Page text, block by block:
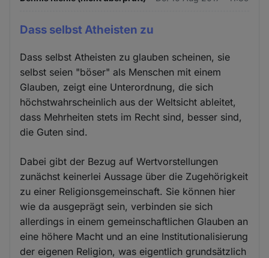
Dass selbst Atheisten zu
Dass selbst Atheisten zu glauben scheinen, sie
selbst seien "böser" als Menschen mit einem
Glauben, zeigt eine Unterordnung, die sich
höchstwahrscheinlich aus der Weltsicht ableitet,
dass Mehrheiten stets im Recht sind, besser sind,
die Guten sind.
Dabei gibt der Bezug auf Wertvorstellungen
zunächst keinerlei Aussage über die Zugehörigkeit
zu einer Religionsgemeinschaft. Sie können hier
wie da ausgeprägt sein, verbinden sie sich
allerdings in einem gemeinschaftlichen Glauben an
eine höhere Macht und an eine Institutionalisierung
der eigenen Religion, was eigentlich grundsätzlich